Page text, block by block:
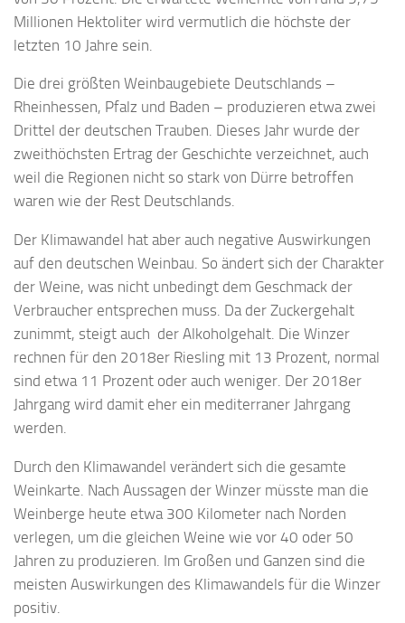
Millionen Hektoliter wird vermutlich die höchste der
letzten 10 Jahre sein.
Die drei größten Weinbaugebiete Deutschlands –
Rheinhessen, Pfalz und Baden – produzieren etwa zwei
Drittel der deutschen Trauben. Dieses Jahr wurde der
zweithöchsten Ertrag der Geschichte verzeichnet, auch
weil die Regionen nicht so stark von Dürre betroffen
waren wie der Rest Deutschlands.
Der Klimawandel hat aber auch negative Auswirkungen
auf den deutschen Weinbau. So ändert sich der Charakter
der Weine, was nicht unbedingt dem Geschmack der
Verbraucher entsprechen muss. Da der Zuckergehalt
zunimmt, steigt auch der Alkoholgehalt. Die Winzer
rechnen für den 2018er Riesling mit 13 Prozent, normal
sind etwa 11 Prozent oder auch weniger. Der 2018er
Jahrgang wird damit eher ein mediterraner Jahrgang
werden.
Durch den Klimawandel verändert sich die gesamte
Weinkarte. Nach Aussagen der Winzer müsste man die
Weinberge heute etwa 300 Kilometer nach Norden
verlegen, um die gleichen Weine wie vor 40 oder 50
Jahren zu produzieren. Im Großen und Ganzen sind die
meisten Auswirkungen des Klimawandels für die Winzer
positiv.